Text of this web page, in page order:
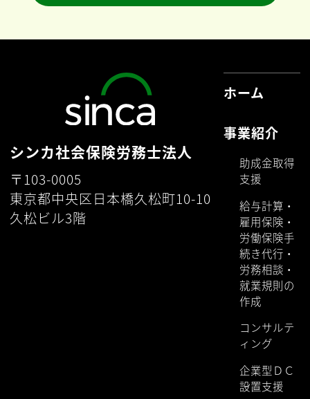
シンカ社会保険労務士法人
〒103-0005
東京都中央区日本橋久松町10-10
久松ビル3階
ホーム
事業紹介
助成金取得
支援
給与計算・
雇用保険・
労働保険手
続き代行・
労務相談・
就業規則の
作成
コンサルテ
ィング
企業型ＤＣ
設置支援